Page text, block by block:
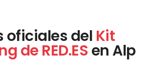
oficiales del Kit
de RED.ESen Alp